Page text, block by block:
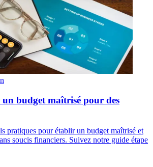
budget maîtrisé pour des
pratiques pour établir un budget maîtrisé et
soucis financiers. Suivez notre guide étape